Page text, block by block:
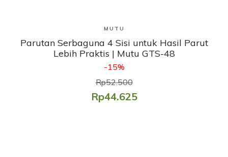
Lihat Produk
MUTU
Parutan Serbaguna 4 Sisi untuk Hasil Parut
Lebih Praktis | Mutu GTS-48
-15%
Rp52.500
Rp44.625